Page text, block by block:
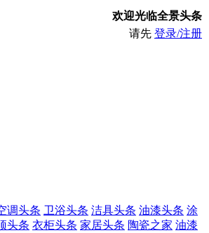
欢迎光临全景头条
请先 登录/注册
调头条 卫浴头条 洁具头条 油漆头条 涂
头条 衣柜头条 家居头条 陶瓷之家 油漆